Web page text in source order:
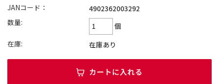
JANコード：
4902362003292
数量:
個
在庫:
在庫あり